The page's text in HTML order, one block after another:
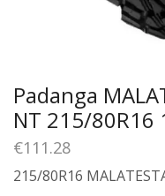
Padanga
NT 215/80R16
€111.28
215/80R16